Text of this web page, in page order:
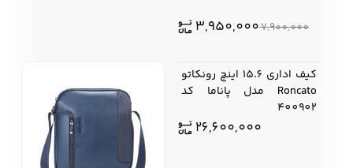
7,900,000
قیمت
3,950,000
قیمت
کیف اداری 15.6 اینچ رونکاتو
Roncato مدل پاناما کد
400902
26,600,000